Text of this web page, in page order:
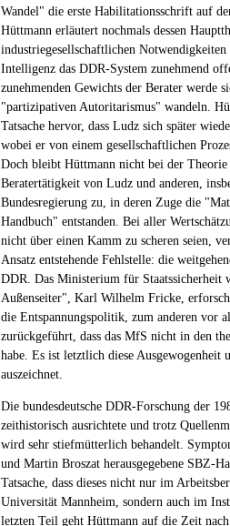
Wandel" die erste Habilitationsschrift auf
Hüttmann erläutert nochmals dessen
industriegesellschaftlichen Notwendigkeiten
Intelligenz das DDR-System zunehmend
zunehmenden Gewichts der Berater werde
"partizipativen Autoritarismus" wandeln.
Tatsache hervor, dass Ludz sich später
wobei er von einem gesellschaftlichen
Doch bleibt Hüttmann nicht bei der Theorie
Beratertätigkeit von Ludz und anderen,
Bundesregierung zu, in deren Zuge die
Handbuch" entstanden. Bei aller
nicht über einen Kamm zu scheren seien,
Ansatz entstehende Fehlstelle: die
DDR. Das Ministerium für Staatssicherheit
Außenseiter", Karl Wilhelm Fricke,
die Entspannungspolitik, zum anderen vor
zurückgeführt, dass das MfS nicht in den
habe. Es ist letztlich diese
auszeichnet.
Die bundesdeutsche DDR-Forschung der
zeithistorisch ausrichtete und trotz
wird sehr stiefmütterlich behandelt.
und Martin Broszat herausgegebene SBZ-
Tatsache, dass dieses nicht nur im
Universität Mannheim, sondern auch im
letzten Teil geht Hüttmann auf die Zeit